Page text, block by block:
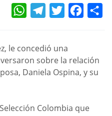
WHATSAPPTELEGRAMTWITTER
le concedió una
sobre la relación
Daniela Ospina, y su
Colombia que